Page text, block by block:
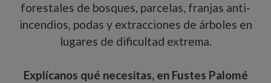
forestales de bosques, parcelas, franjas anti-
incendios, podas y extracciones de árboles en
lugares de dificultad extrema.
Explícanos qué necesitas, en Fustes Palomé